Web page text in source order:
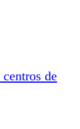
de